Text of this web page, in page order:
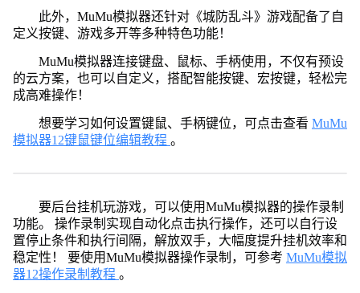
此外，MuMu模拟器还针对《城防乱斗》游戏配备了自
定义按键、游戏多开等多种特色功能！
MuMu模拟器连接键盘、鼠标、手柄使用，不仅有预设
的云方案，也可以自定义，搭配智能按键、宏按键，轻松完
成高难操作！
想要学习如何设置键鼠、手柄键位，可点击查看 MuMu
模拟器12键鼠键位编辑教程 。
要后台挂机玩游戏，可以使用MuMu模拟器的操作录制
功能。 操作录制实现自动化点击执行操作，还可以自行设
置停止条件和执行间隔，解放双手，大幅度提升挂机效率和
稳定性！ 要使用MuMu模拟器操作录制，可参考 MuMu模拟
器12操作录制教程 。